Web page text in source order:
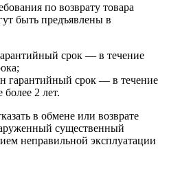
по возврату товара
быть предъявлены в
срок — в течение
гарантийный срок — в течение
более 2 лет.
в обмене или возврате
существенный
неправильной эксплуатации